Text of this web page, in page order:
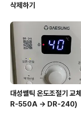
삭제하기
대성쎌틱 온도조절기 교
R-550A -> DR-240)